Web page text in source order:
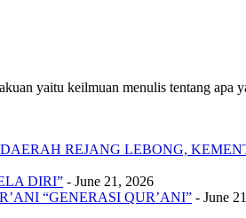
yaitu keilmuan menulis tentang apa
REJANG LEBONG,
DIRI” - June 21, 2026
“GENERASI QUR’ANI” - June